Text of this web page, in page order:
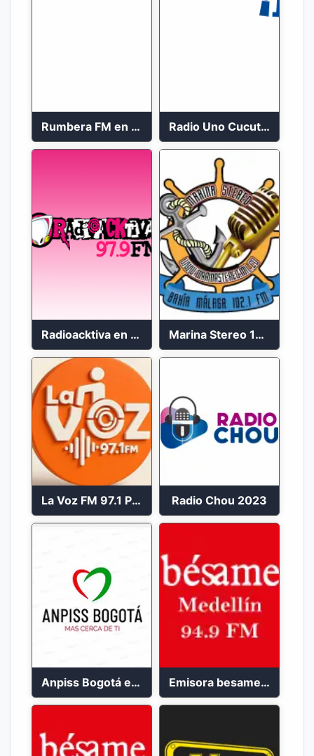
Rumbera FM en vivo 24/7 Radio Uno Cucuta 91.7 FM
Radioacktiva en vivo 97.9 FM Marina Stereo 102.1 FM
La Voz FM 97.1 Popayán en Vivo Radio Chou 2023
Anpiss Bogotá emisora 2023 Emisora besame medellín 2023